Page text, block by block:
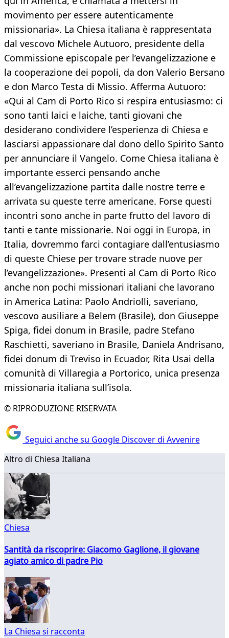
movimento per essere autenticamente
missionaria». La Chiesa italiana è rappresentata
dal vescovo Michele Autuoro, presidente della
Commissione episcopale per l’evangelizzazione e
la cooperazione dei popoli, da don Valerio Bersano
e don Marco Testa di Missio. Afferma Autuoro:
«Qui al Cam di Porto Rico si respira entusiasmo: ci
sono tanti laici e laiche, tanti giovani che
desiderano condividere l’esperienza di Chiesa e
lasciarsi appassionare dal dono dello Spirito Santo
per annunciare il Vangelo. Come Chiesa italiana è
importante esserci pensando anche
all’evangelizzazione partita dalle nostre terre e
arrivata su queste terre americane. Forse questi
incontri sono anche in parte frutto del lavoro di
tanti e tante missionarie. Noi oggi in Europa, in
Italia, dovremmo farci contagiare dall’entusiasmo
di queste Chiese per trovare strade nuove per
l’evangelizzazione». Presenti al Cam di Porto Rico
anche non pochi missionari italiani che lavorano
in America Latina: Paolo Andriolli, saveriano,
vescovo ausiliare a Belem (Brasile), don Giuseppe
Spiga, fidei donum in Brasile, padre Stefano
Raschietti, saveriano in Brasile, Daniela Andrisano,
fidei donum di Treviso in Ecuador, Rita Usai della
comunità di Villaregia a Portorico, unica presenza
missionaria italiana sull’isola.
© RIPRODUZIONE RISERVATA
Seguici anche su Google Discover di Avvenire
Altro di Chiesa Italiana
Chiesa
Santità da riscoprire: Giacomo Gaglione, il giovane
agiato amico di padre Pio
La Chiesa si racconta